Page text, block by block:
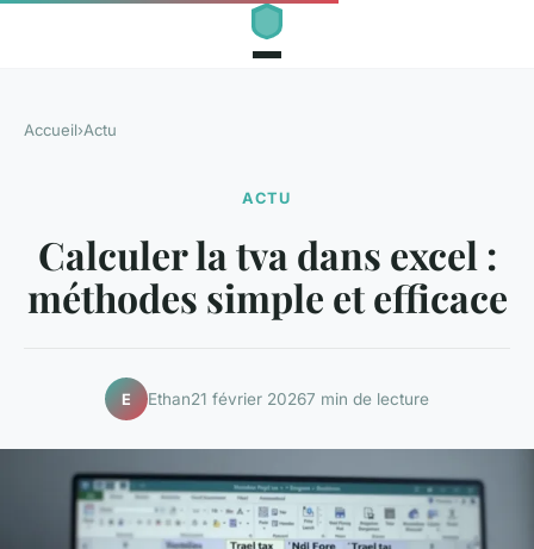
Accueil›Actu
ACTU
Calculer la tva dans excel :
méthodes simple et efficace
E Ethan21 février 20267 min de lecture